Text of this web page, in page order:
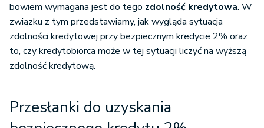
bowiem wymagana jest do tego zdolność kredytowa. W
związku z tym przedstawiamy, jak wygląda sytuacja
zdolności kredytowej przy bezpiecznym kredycie 2% oraz
to, czy kredytobiorca może w tej sytuacji liczyć na wyższą
zdolność kredytową.
Przesłanki do uzyskania